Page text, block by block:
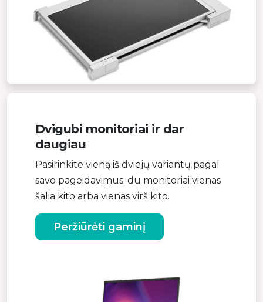
Dvigubi monitoriai ir dar
daugiau
Pasirinkite vieną iš dviejų variantų pagal
savo pageidavimus: du monitoriai vienas
šalia kito arba vienas virš kito.
Peržiūrėti gaminį